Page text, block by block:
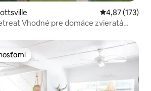
Priemerné
4,87 (173)
Vhodné pre domáce zvieratá